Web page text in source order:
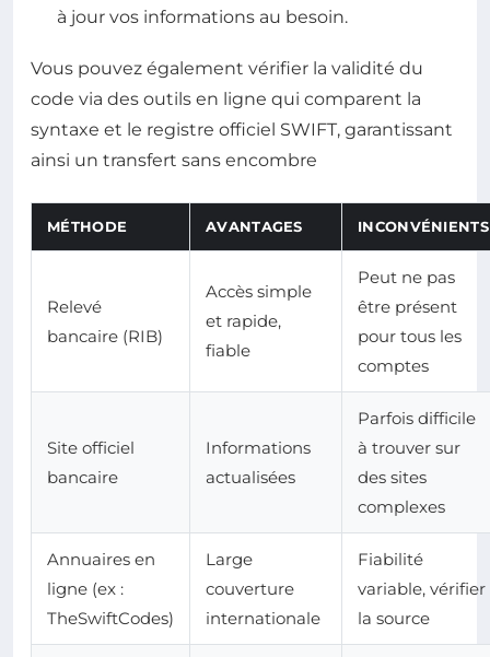
à jour vos informations au besoin.
Vous pouvez également vérifier la validité du
code via des outils en ligne qui comparent la
syntaxe et le registre officiel SWIFT, garantissant
ainsi un transfert sans encombre
MÉTHODE AVANTAGES INCONVÉNIENTS
Relevé
bancaire (RIB)
Accès simple
et rapide,
fiable
Peut ne pas
être présent
pour tous les
comptes
Site officiel
bancaire
Informations
actualisées
Parfois difficile
à trouver sur
des sites
complexes
Annuaires en
ligne (ex :
TheSwiftCodes)
Large
couverture
internationale
Fiabilité
variable, vérifier
la source